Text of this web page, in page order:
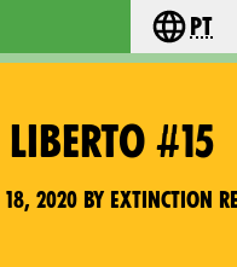
- Home pt
#15
18, 2020 by Extinction